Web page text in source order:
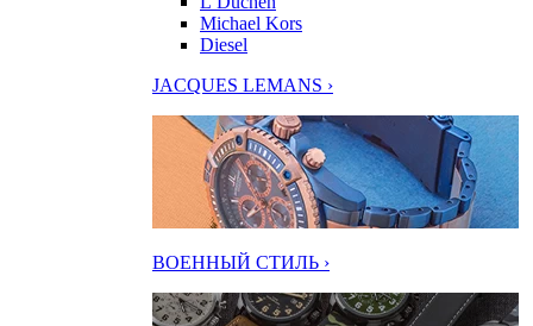
Michael Kors
Diesel
JACQUES LEMANS ›
ВОЕННЫЙ СТИЛЬ ›